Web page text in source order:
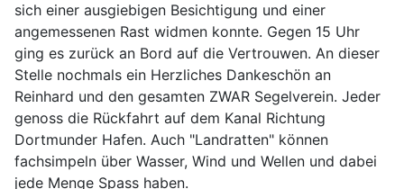
sich einer ausgiebigen Besichtigung und einer
angemessenen Rast widmen konnte. Gegen 15 Uhr
ging es zurück an Bord auf die Vertrouwen. An dieser
Stelle nochmals ein Herzliches Dankeschön an
Reinhard und den gesamten ZWAR Segelverein. Jeder
genoss die Rückfahrt auf dem Kanal Richtung
Dortmunder Hafen. Auch "Landratten" können
fachsimpeln über Wasser, Wind und Wellen und dabei
jede Menge Spass haben.